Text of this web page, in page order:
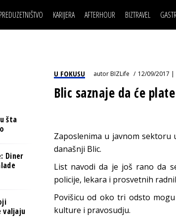
I KOMUNIKACIJE
AI
SPORT
RAFU
PREDUZETNIŠTVO KARIJERA
MOJ UGAO
USAVRŠAVANJE
AFTERHOUR
STIL
BIZTRAVEL
SCENA
AI
POSAO
USAVRŠAVANJE
KNOW-HOW
FILM I SCENA
STIL
WELLBEING
U FOKUSU autorBIZLife 12/09/2017 |
Blic saznaje da će
Zaposlenima u javnom
današnji Blic.
List navodi da je još rano da
policije, lekara i prosvetnih
Povišicu od oko tri odsto
kulture i pravosudju.
šta
Diner
valjaju